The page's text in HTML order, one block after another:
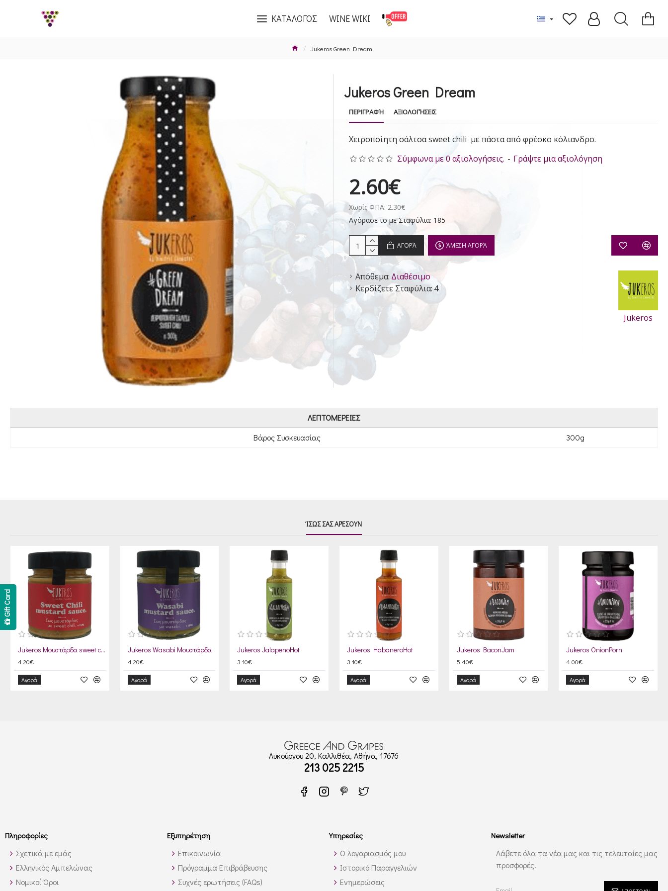
ΚΑΤΑΛΟΓΟΣ WINE WIKI
Jukeros Green Dream
Jukeros Green Dream
ΠΕΡΙΓΡΑΦΉ ΑΞΙΟΛΟΓΉΣΕΙΣ
Χειροποίητη σάλτσα sweet chili με πάστα από φρέσκο κόλιανδρο.
Απόθεμα: Διαθέσιμο
Κερδίζετε Σταφύλια:4
Jukeros
Σύμφωνα με 0 αξιολογήσεις. - Γράψτε μια αξιολόγηση
2.60€
Χωρίς ΦΠΑ: 2.30€
Αγόρασε το με Σταφύλια: 185
ΑΓΟΡΆ ΆΜΕΣΗ ΑΓΟΡΆ
ΛΕΠΤΟΜΈΡΕΙΕΣ
Βάρος Συσκευασίας
300g
ΊΣΩΣ ΣΑΣ ΑΡΈΣΟΥΝ
Jukeros Μουστάρδα sweet chilli
4.20€
Αγορά
Jukeros Wasabi Μουστάρδα
4.20€
Αγορά
Jukeros JalapenoHot
3.10€
Αγορά
Jukeros HabaneroHot
3.10€
Αγορά
Jukeros BaconJam
5.40€
Αγορά
Jukeros OnionPorn
4.00€
Αγορά
Gift Card
Λυκούργου 20, Καλλιθέα, Αθήνα, 17676
213 025 2215
Πληροφορίες
Σχετικά με εμάς
Ελληνικός Αμπελώνας
Νομικοί Όροι
Εξυπηρέτηση
Επικοινωνία
Πρόγραμμα Επιβράβευσης
Συχνές ερωτήσεις (FAQs)
Υπηρεσίες
Ο λογαριασμός μου
Ιστορικό Παραγγελιών
Ενημερώσεις
Newsletter
Λάβετε όλα τα νέα μας και τις τελευταίες μας
προσφορές.